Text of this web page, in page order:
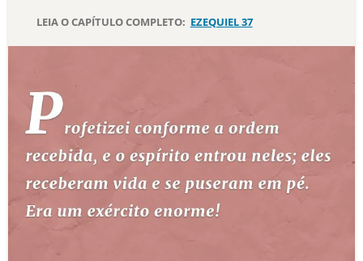
DEVOCIONAL DIÁRIO
10 MANDAMENTOS
ESTUDOS BÍBLICOS
ESBOÇOS DE PREGAÇÃO
TEMAS
LEIA O CAPÍTULO COMPLETO: EZEQUIEL 37